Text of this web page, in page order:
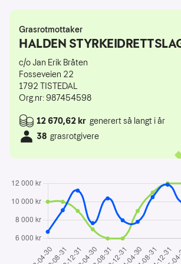
Grasrotmottaker
HALDEN
c/o Jan Erik Bråten
Fosseveien 22
1792 TISTEDAL
Org.nr: 987454598
12 670,62 kr generert så langt i år
38 grasrotgivere
2022-04-30: 6 730,24 kroner, 44
2022-08-31: 9 078,44 kroner, 44
2022-12-31: 11 218,58 kroner, 43 spillere
2023-04-30: 7 670,73 kroner, 41 spillere
2023-08-31: 10 360,24 kroner, 40
2023-12-31: 7 976,96 kroner, 40